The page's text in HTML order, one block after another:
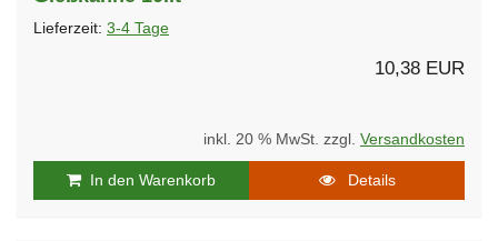
Lieferzeit: 3-4 Tage
10,38 EUR
inkl. 20 % MwSt. zzgl. Versandkosten
In den Warenkorb Details